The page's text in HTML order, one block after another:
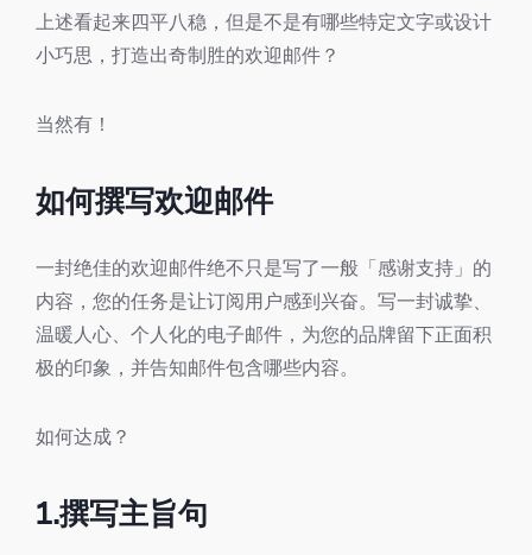
上述看起来四平八稳，但是不是有哪些特定文字或设计
小巧思，打造出奇制胜的欢迎邮件？
当然有！
如何撰写欢迎邮件
一封绝佳的欢迎邮件绝不只是写了一般「感谢支持」的
内容，您的任务是让订阅用户感到兴奋。写一封诚挚、
温暖人心、个人化的电子邮件，为您的品牌留下正面积
极的印象，并告知邮件包含哪些内容。
如何达成？
1.撰写主旨句